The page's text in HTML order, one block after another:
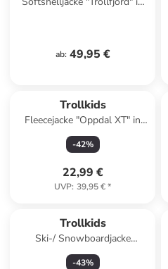
ab: 49,95 €
Trollkids
Fleecejacke "Oppdal XT" in
Khaki
-42%
22,99 €
UVP: 39,95 €*
Trollkids
Ski-/ Snowboardjacke
"Hemsedal" in Bunt
-43%